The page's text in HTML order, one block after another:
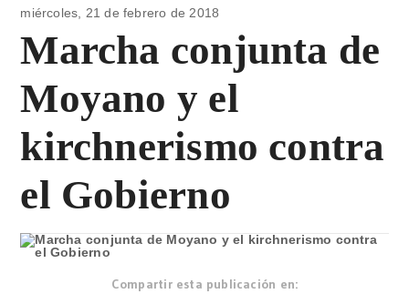
miércoles, 21 de febrero de 2018
Marcha conjunta de
Moyano y el
kirchnerismo contra
el Gobierno
Compartir esta publicación en: